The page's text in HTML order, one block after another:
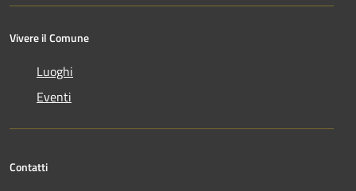
Vivere il Comune
Luoghi
Eventi
Contatti